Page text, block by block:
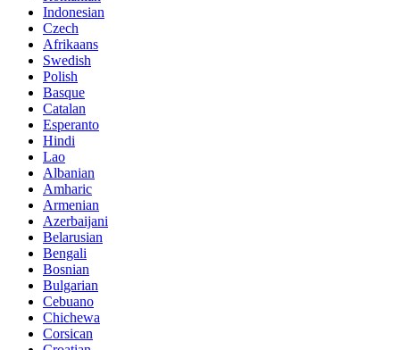
Indonesian
Czech
Afrikaans
Swedish
Polish
Basque
Catalan
Esperanto
Hindi
Lao
Albanian
Amharic
Armenian
Azerbaijani
Belarusian
Bengali
Bosnian
Bulgarian
Cebuano
Chichewa
Corsican